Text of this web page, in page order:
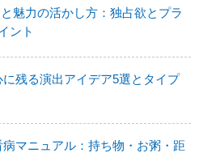
魅力の活かし方：独占欲とプラ
ント
残る演出アイデア5選とタイプ
マニュアル：持ち物・お粥・距